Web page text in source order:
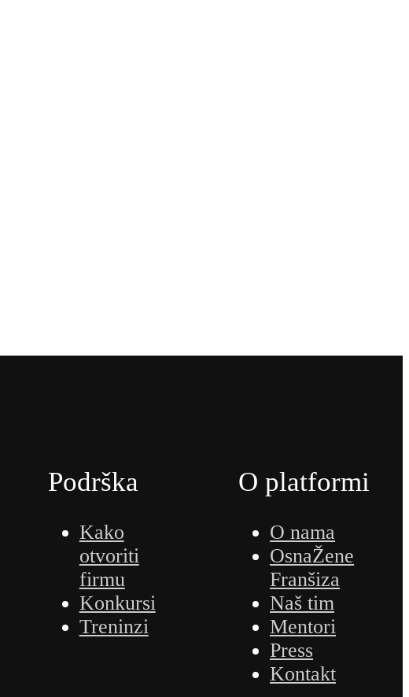
Podrška
Kako
otvoriti
firmu
Konkursi
Treninzi
O platformi
O nama
OsnaŽene
Franšiza
Naš tim
Mentori
Press
Kontakt